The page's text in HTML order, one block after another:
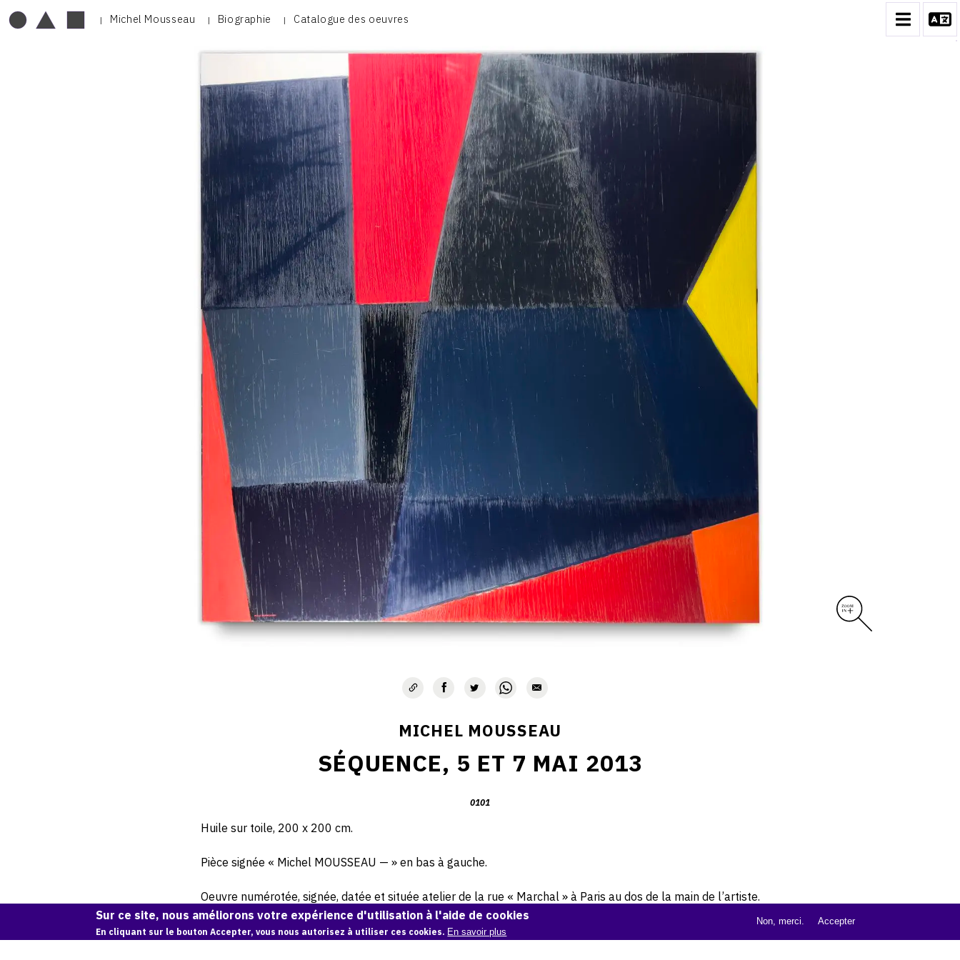
Michel Mousseau Biographie Catalogue des oeuvresCATALOGUE DES OEUVRES
PEINTURE
CONTACT
MICHEL MOUSSEAU
SÉQUENCE, 5 ET 7 MAI 2013
0101
Huile sur toile, 200 x 200 cm.
Pièce signée « Michel MOUSSEAU — » en bas à gauche.
Oeuvre numérotée, signée, datée et située atelier de la rue « Marchal » à Paris au dos de la main de l’artiste.
© Archives Michel Mousseau
Sur ce site, nous améliorons votre expérience d'utilisation à l'aide de cookies
En cliquant sur le bouton Accepter, vous nous autorisez à utiliser ces cookies. En savoir plus
Non, merci. Accepter